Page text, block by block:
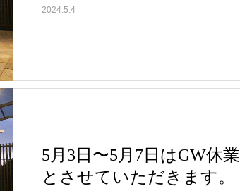
2024.5.4
5月3日〜5月7日はGW休業
とさせていただきます。